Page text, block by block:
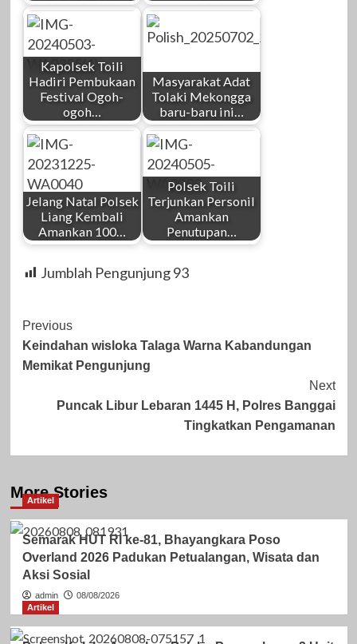
Kapolsek Toili
Hadiri Pembukaan
Festival Ogoh-
ogoh…
Masyarakat Adat
Tolaki Mekongga
baru-baru ini…
Jelang Natal Polsek
Liang Kembali
Amankan 100…
Polsek Toili
Terjunkan Personil
Amankan
Penutupan…
Jumblah Pengunjung 93
Post
Navigation
Previous
Keindahan wisloka Talaga Warna Kabandungan
Memikat Pengunjung
Next
Puncak Libur Lebaran 1445 H, Polres Banggai
Tingkatkan Pengamanan
More Stories
Artikel
Semarak HUT RI ke-81, Bhayangkara Poso
Overland 2026 Padukan Petualangan, Wisata dan
Aksi Sosial
admin
08/08/2026
Artikel